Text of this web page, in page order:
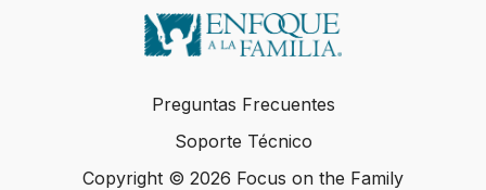
Preguntas Frecuentes
Soporte Técnico
Copyright © 2026 Focus on the Family